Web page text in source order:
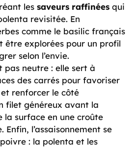
les saveurs raffinées qui
revisitée. En
comme le basilic français
être explorées pour un profil
selon l’envie.
pas neutre : elle sert à
des carrés pour favoriser
renforcer le côté
filet généreux avant la
la surface en une croûte
l’assaisonnement se
: la polenta et les